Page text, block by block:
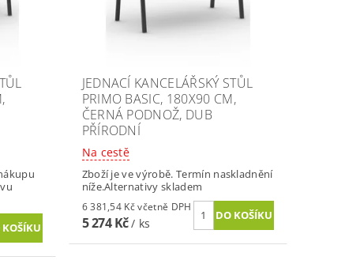
JEDNACÍ KANCELÁŘSKÝ STŮL
PRIMO BASIC, 180X90 CM,
ČERNÁ PODNOŽ, DUB
PŘÍRODNÍ
Na cestě
Zboží je ve výrobě. Termín naskladnění
níže.Alternativy skladem
6 381,54 Kč včetně DPH
5 274 Kč/ ks